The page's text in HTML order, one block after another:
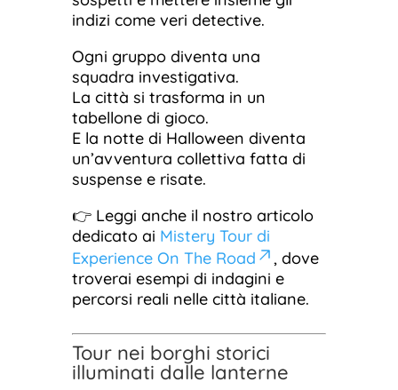
indizi come veri detective.
Ogni gruppo diventa una
squadra investigativa.
La città si trasforma in un
tabellone di gioco.
E la notte di Halloween diventa
un’avventura collettiva fatta di
suspense e risate.
👉 Leggi anche il nostro articolo
dedicato ai Mistery Tour di
Experience On The Road
, dove
troverai esempi di indagini e
percorsi reali nelle città italiane.
Tour nei borghi storici
illuminati dalle lanterne